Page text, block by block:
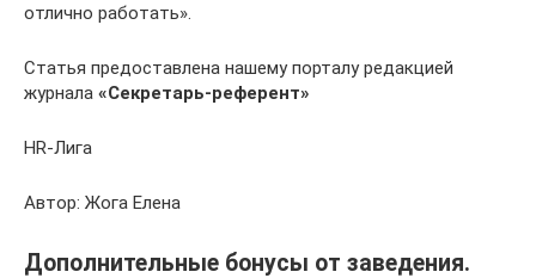
отлично работать».
Статья предоставлена нашему порталу редакцией
журнала «Секретарь-референт»
HR-Лига
Автор: Жога Елена
Дополнительные бонусы от заведения.